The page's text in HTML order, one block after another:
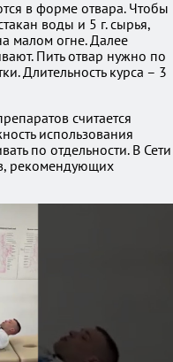
в форме отвара. Чтобы
воды и 5 г. сырья,
малом огне. Далее
Пить отвар нужно по
Длительность курса – 3
считается
использования
по отдельности. В Сети
рекомендующих